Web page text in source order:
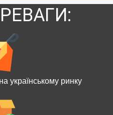
українському ринку